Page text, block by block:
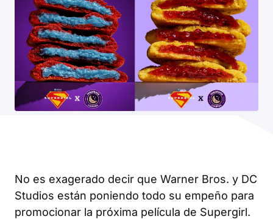
No es exagerado decir que Warner Bros. y DC
Studios están poniendo todo su empeño para
promocionar la próxima película de Supergirl.